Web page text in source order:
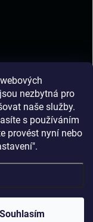
nezbytná pro
naše služby.
s používáním
provést nyní nebo
Souhlasím
medicínu a
práva vyhrazena.